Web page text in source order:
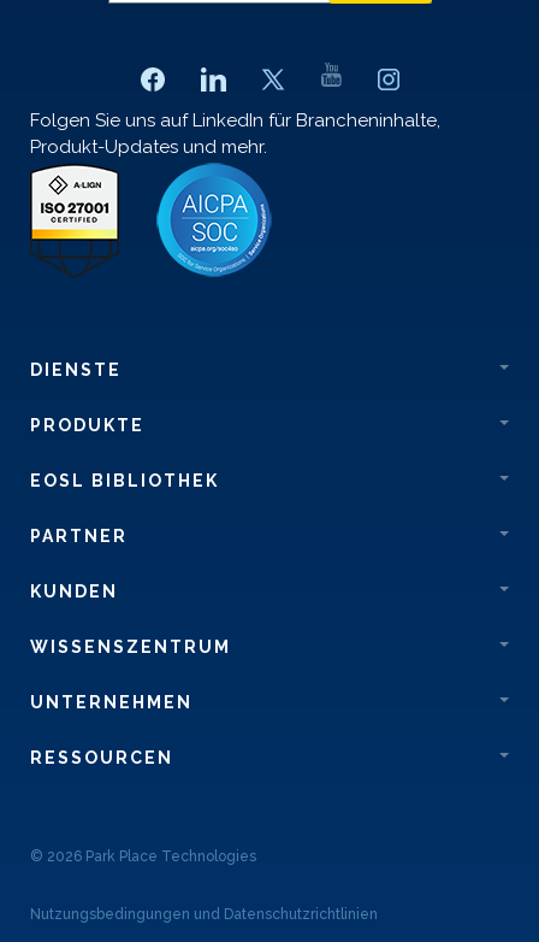
Folgen Sie uns auf LinkedIn für Brancheninhalte,
Produkt-Updates und mehr.
DIENSTE
PRODUKTE
EOSL BIBLIOTHEK
PARTNER
KUNDEN
WISSENSZENTRUM
UNTERNEHMEN
RESSOURCEN
© 2026 Park Place Technologies
Nutzungsbedingungen und Datenschutzrichtlinien